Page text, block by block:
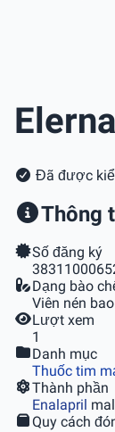
Đã được
Thông
Số đăng ký
Dạng bào
Viên nén
Lượt xem
1
Danh mục
Thuốc tim
Thành phần
Enalapril
Quy cách